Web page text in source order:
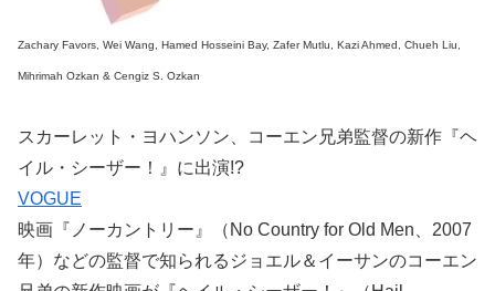
Zachary Favors, Wei Wang, Hamed Hosseini Bay, Zafer Mutlu, Kazi Ahmed, Chueh Liu,
Mihrimah Ozkan & Cengiz S. Ozkan
スカーレット・ヨハンソン、コーエン兄弟監督の新作『ヘ
イル・シーザー！』に出演!?
VOGUE
映画『ノーカントリー』（No Country for Old Men、2007
年）などの監督で知られるジョエル＆イーサンのコーエン